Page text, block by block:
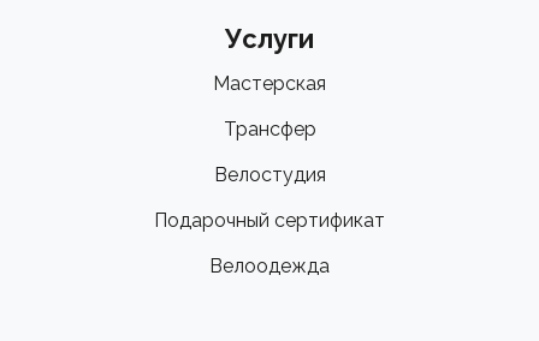
Услуги
Мастерская
Трансфер
Велостудия
Подарочный сертификат
Велоодежда